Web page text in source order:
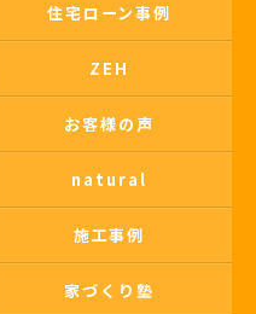
住宅ローン事例
ZEH
お客様の声
natural
施工事例
家づくり塾